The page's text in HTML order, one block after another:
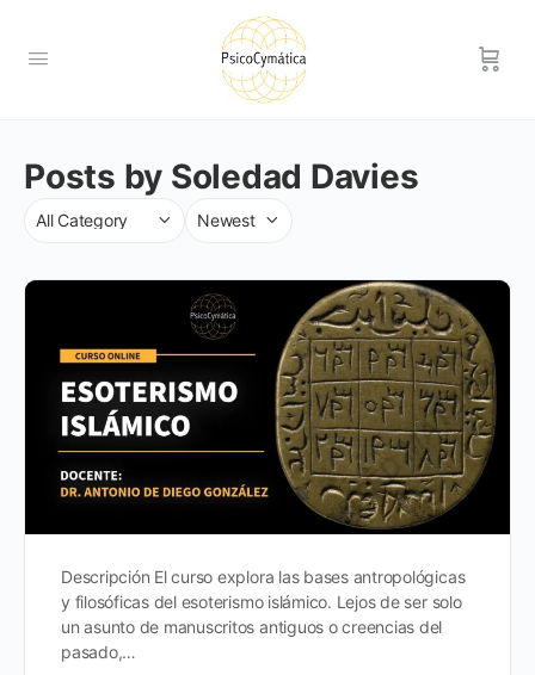
Posts by Soledad Davies
Category
Sort
Descripción El curso explora las bases antropológicas
y filosóficas del esoterismo islámico. Lejos de ser solo
un asunto de manuscritos antiguos o creencias del
pasado,…